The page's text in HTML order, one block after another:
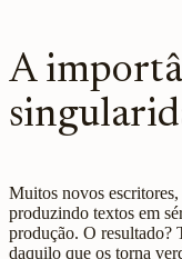
A
Muitos novos
produzindo textos em
produção. O resultado?
daquilo que os torna